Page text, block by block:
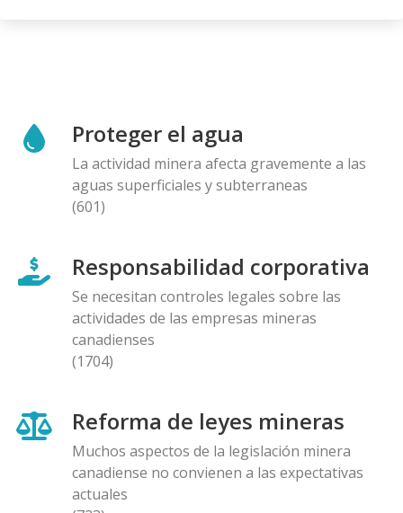
Proteger el agua
La actividad minera afecta gravemente a las
aguas superficiales y subterraneas
(601)
Responsabilidad corporativa
Se necesitan controles legales sobre las
actividades de las empresas mineras
canadienses
(1704)
Reforma de leyes mineras
Muchos aspectos de la legislación minera
canadiense no convienen a las expectativas
actuales